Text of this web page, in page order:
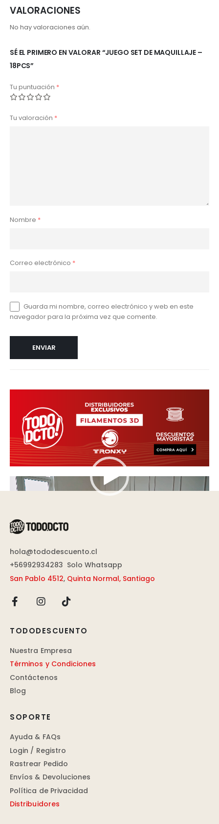
VALORACIONES
No hay valoraciones aún.
SÉ EL PRIMERO EN VALORAR “JUEGO SET DE MAQUILLAJE –
18PCS”
Tu puntuación *
Tu valoración *
Nombre *
Correo electrónico *
Guarda mi nombre, correo electrónico y web en este
navegador para la próxima vez que comente.
Reproductor
de
hola@tododescuento.cl
+56992934283 Solo Whatsapp
San Pablo 4512, Quinta Normal, Santiago
TODODESCUENTO
Nuestra Empresa
Términos y Condiciones
Contáctenos
Blog
SOPORTE
Ayuda & FAQs
Login / Registro
Rastrear Pedido
Envíos & Devoluciones
Política de Privacidad
Distribuidores